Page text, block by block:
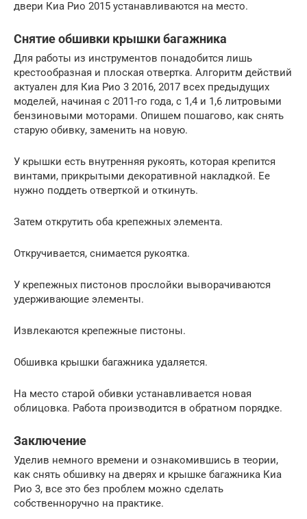
двери Киа Рио 2015 устанавливаются на место.
Снятие обшивки крышки багажника
Для работы из инструментов понадобится лишь
крестообразная и плоская отвертка. Алгоритм действий
актуален для Киа Рио 3 2016, 2017 всех предыдущих
моделей, начиная с 2011-го года, с 1,4 и 1,6 литровыми
бензиновыми моторами. Опишем пошагово, как снять
старую обивку, заменить на новую.
У крышки есть внутренняя рукоять, которая крепится
винтами, прикрытыми декоративной накладкой. Ее
нужно поддеть отверткой и откинуть.
Затем открутить оба крепежных элемента.
Откручивается, снимается рукоятка.
У крепежных пистонов прослойки выворачиваются
удерживающие элементы.
Извлекаются крепежные пистоны.
Обшивка крышки багажника удаляется.
На место старой обивки устанавливается новая
облицовка. Работа производится в обратном порядке.
Заключение
Уделив немного времени и ознакомившись в теории,
как снять обшивку на дверях и крышке багажника Киа
Рио 3, все это без проблем можно сделать
собственноручно на практике.